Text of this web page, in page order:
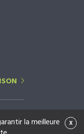
x
la meilleure